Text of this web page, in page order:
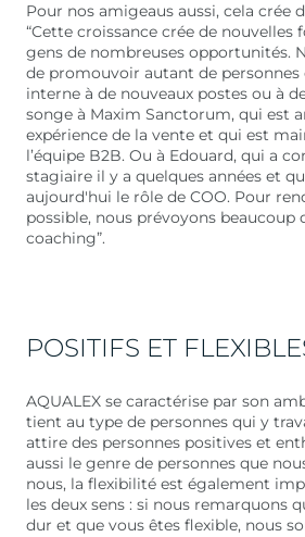
Pour nos amigeaus aussi, cela crée
“Cette croissance crée de nouvelles
gens de nombreuses opportunités.
de promouvoir autant de personnes
interne à de nouveaux postes ou à
songe à Maxim Sanctorum, qui est
expérience de la vente et qui est
l’équipe B2B. Ou à Edouard, qui a
stagiaire il y a quelques années et
aujourd'hui le rôle de COO. Pour
possible, nous prévoyons
coaching”.
POSITIFS ET
AQUALEX se caractérise par son
tient au type de personnes qui y
attire des personnes positives et
aussi le genre de personnes que
nous, la flexibilité est également
les deux sens : si nous remarquons
dur et que vous êtes flexible, nous